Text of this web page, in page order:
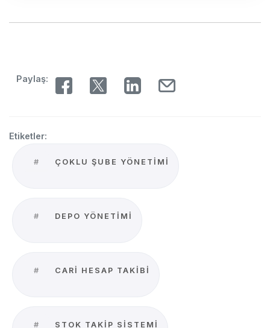
Paylaş:
Etiketler:
# ÇOKLU ŞUBE YÖNETIMI
# DEPO YÖNETIMI
# CARI HESAP TAKIBI
# STOK TAKIP SISTEMI